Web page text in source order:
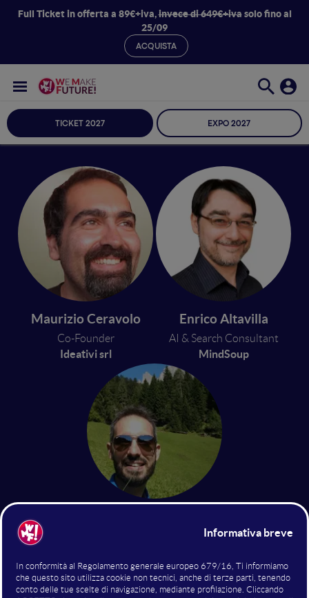
Full Ticket in offerta a 89€+iva,invece di 649€+ivasolo fino al
25/09
ACQUISTA
TICKET 2027 EXPO 2027
Maurizio Ceravolo
Co-Founder
Ideativi srl
Enrico Altavilla
AI & Search Consultant
MindSoup
Search & Analytics Consultant
8 luglio 201618:45 - 19:25